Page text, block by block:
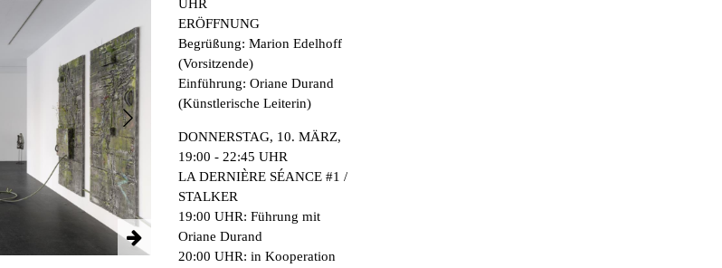
UHR
ERÖFFNUNG
Begrüßung: Marion Edelhoff
(Vorsitzende)
Einführung: Oriane Durand
(Künstlerische Leiterin)
DONNERSTAG, 10. MÄRZ,
19:00 - 22:45 UHR
LA DERNIÈRE SÉANCE #1 /
STALKER
19:00 UHR: Führung mit
Oriane Durand
20:00 UHR: in Kooperation